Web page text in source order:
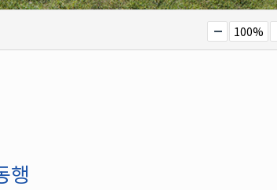
100%
행